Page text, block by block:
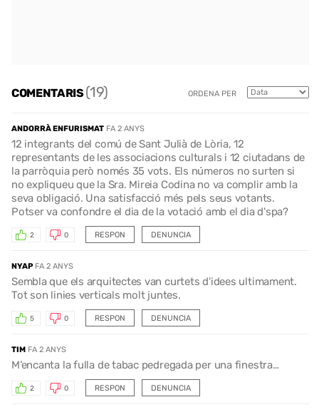
COMENTARIS(19) ORDENA PER
ANDORRÀ ENFURISMAT FA 2 ANYS
12 integrants del comú de Sant Julià de Lòria, 12
representants de les associacions culturals i 12 ciutadans de
la parròquia però només 35 vots. Els números no surten si
no expliqueu que la Sra. Mireia Codina no va complir amb la
seva obligació. Una satisfacció més pels seus votants.
Potser va confondre el dia de la votació amb el dia d'spa?
RESPON
2 0 DENUNCIA
NYAP FA 2 ANYS
Sembla que els arquitectes van curtets d'idees ultimament.
Tot son linies verticals molt juntes.
RESPON
5 0 DENUNCIA
TIM FA 2 ANYS
M’encanta la fulla de tabac pedregada per una finestra…
RESPON
2 0 DENUNCIA